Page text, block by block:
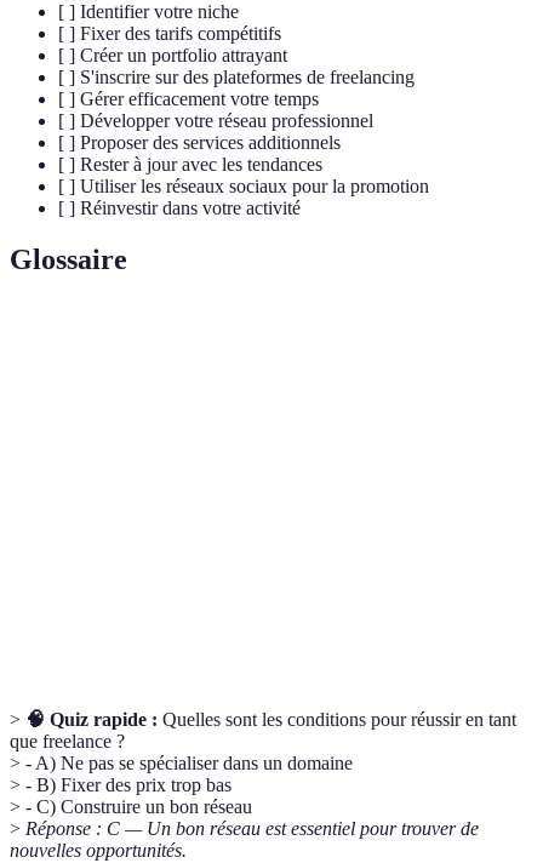
[ ] Identifier votre niche
[ ] Fixer des tarifs compétitifs
[ ] Créer un portfolio attrayant
[ ] S'inscrire sur des plateformes de freelancing
[ ] Gérer efficacement votre temps
[ ] Développer votre réseau professionnel
[ ] Proposer des services additionnels
[ ] Rester à jour avec les tendances
[ ] Utiliser les réseaux sociaux pour la promotion
[ ] Réinvestir dans votre activité
Glossaire
> 🧠 Quiz rapide : Quelles sont les conditions pour réussir en tant
que freelance ?
> - A) Ne pas se spécialiser dans un domaine
> - B) Fixer des prix trop bas
> - C) Construire un bon réseau
> Réponse : C — Un bon réseau est essentiel pour trouver de
nouvelles opportunités.